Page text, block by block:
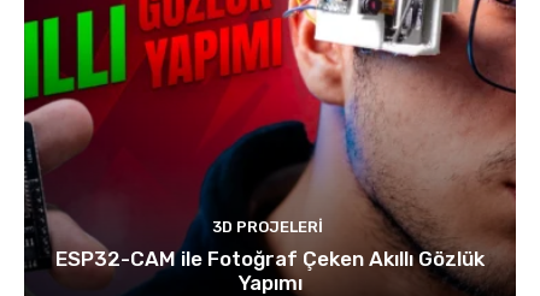
3D PROJELERI
ESP32-CAM ile Fotoğraf Çeken Akıllı Gözlük
Yapımı